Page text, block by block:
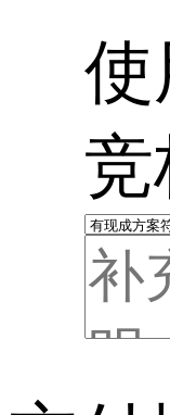
使
竞